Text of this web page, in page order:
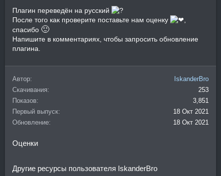
Плагин переведён на русский
После того как проверите поставьте нам оценку
спасибо 🙂
Напишите в комментариях, чтобы запросить обновление
плагина.
Автор
IskanderBro
Скачивания
253
Показов
3,851
Первый выпуск
18 Окт 2021
Обновление
18 Окт 2021
Оценки
Другие ресурсы пользователя IskanderBro